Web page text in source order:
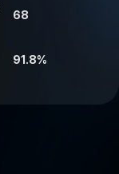
68
91.8%